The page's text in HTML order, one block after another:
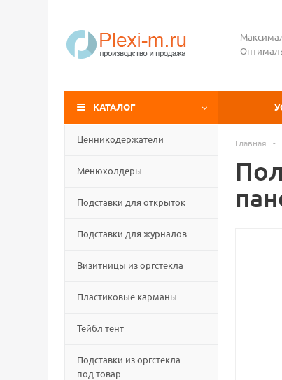
КАТАЛОГ
Ценникодержатели
Менюхолдеры
Подставки для открыток
Подставки для журналов
Визитницы из оргстекла
Пластиковые карманы
Тейбл тент
Подставки из оргстекла
под товар
Главная -